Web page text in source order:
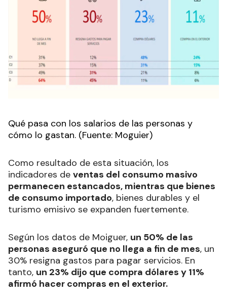
Qué pasa con los salarios de las personas y
cómo lo gastan. (Fuente: Moguier)
Como resultado de esta situación, los
indicadores de ventas del consumo masivo
permanecen estancados, mientras que bienes
de consumo importado, bienes durables y el
turismo emisivo se expanden fuertemente.
Según los datos de Moiguer, un 50% de las
personas aseguró que no llega a fin de mes, un
30% resigna gastos para pagar servicios. En
tanto, un 23% dijo que compra dólares y 11%
afirmó hacer compras en el exterior.